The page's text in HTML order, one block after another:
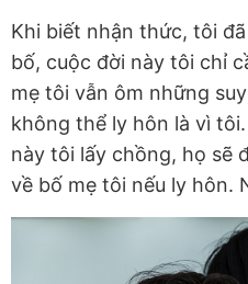
Khi biết nhận thức, tôi
bố, cuộc đời này tôi chỉ
mẹ tôi vẫn ôm những
không thể ly hôn là vì
này tôi lấy chồng, họ sẽ
về bố mẹ tôi nếu ly hôn.